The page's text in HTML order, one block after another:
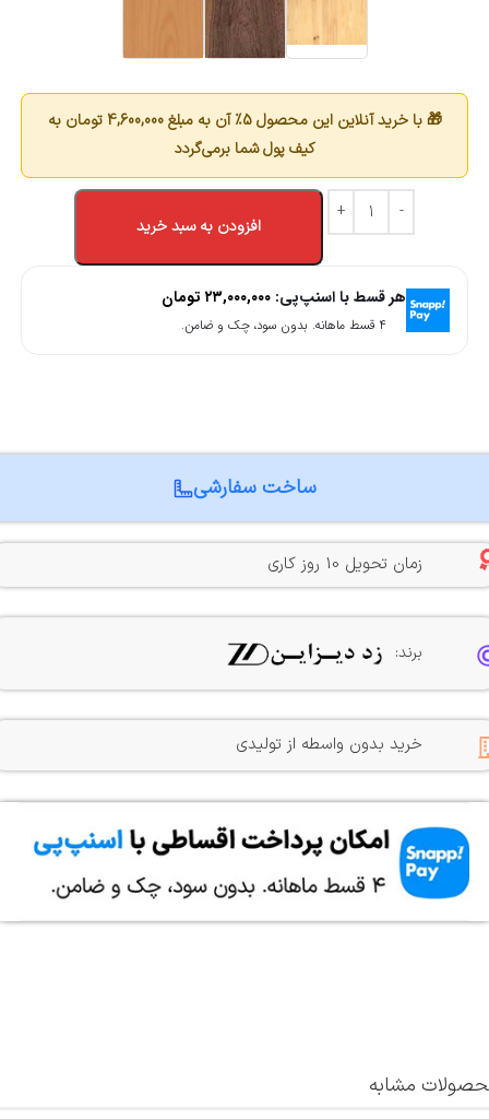
🎁 با خرید آنلاین این محصول 5٪ آن به مبلغ 4,600,000تومان به
کیف پول شما برمی‌گردد
افزودن به سبد خرید
هر قسط با اسنپ‌پی: ۲۳,۰۰۰,۰۰۰ تومان
۴ قسط ماهانه. بدون سود، چک و ضامن.
ساخت سفارشی
زمان تحویل 10 روز کاری
برند:
خرید بدون واسطه از تولیدی
مشابه